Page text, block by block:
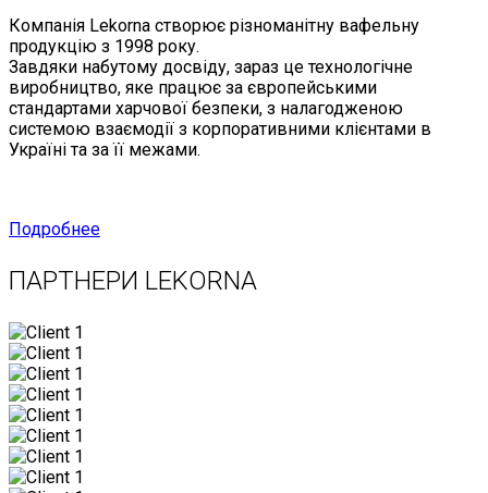
Компанія Lekorna створює різноманітну вафельну
продукцію з 1998 року.
Завдяки набутому досвіду, зараз це технологічне
виробництво, яке працює за європейськими
стандартами харчової безпеки, з налагодженою
системою взаємодії з корпоративними клієнтами в
Україні та за її межами.
Подробнее
ПАРТНЕРИ LEKORNA